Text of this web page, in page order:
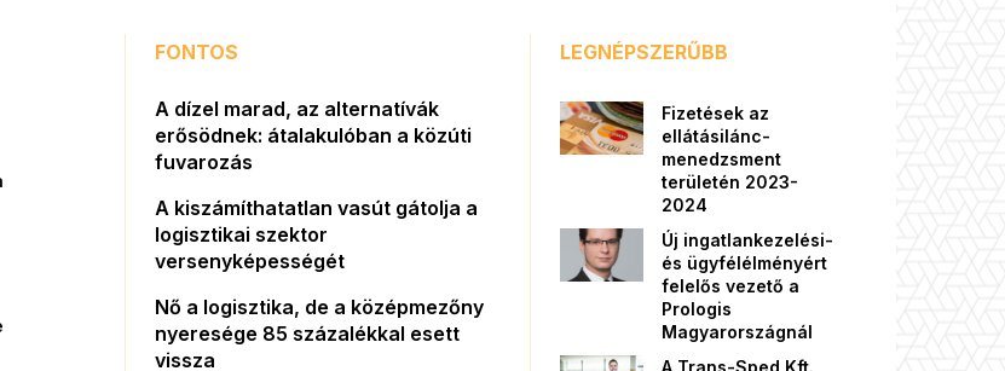
FONTOS
A dízel marad, az alternatívák
erősödnek: átalakulóban a közúti
fuvarozás
A kiszámíthatatlan vasút gátolja a
logisztikai szektor
versenyképességét
Nő a logisztika, de a középmezőny
nyeresége 85 százalékkal esett
vissza
LEGNÉPSZERŰBB
Fizetések az
ellátásilánc-
menedzsment
területén 2023-
2024
Új ingatlankezelési-
és ügyfélélményért
felelős vezető a
Prologis
Magyarországnál
A Trans-Sped Kft.